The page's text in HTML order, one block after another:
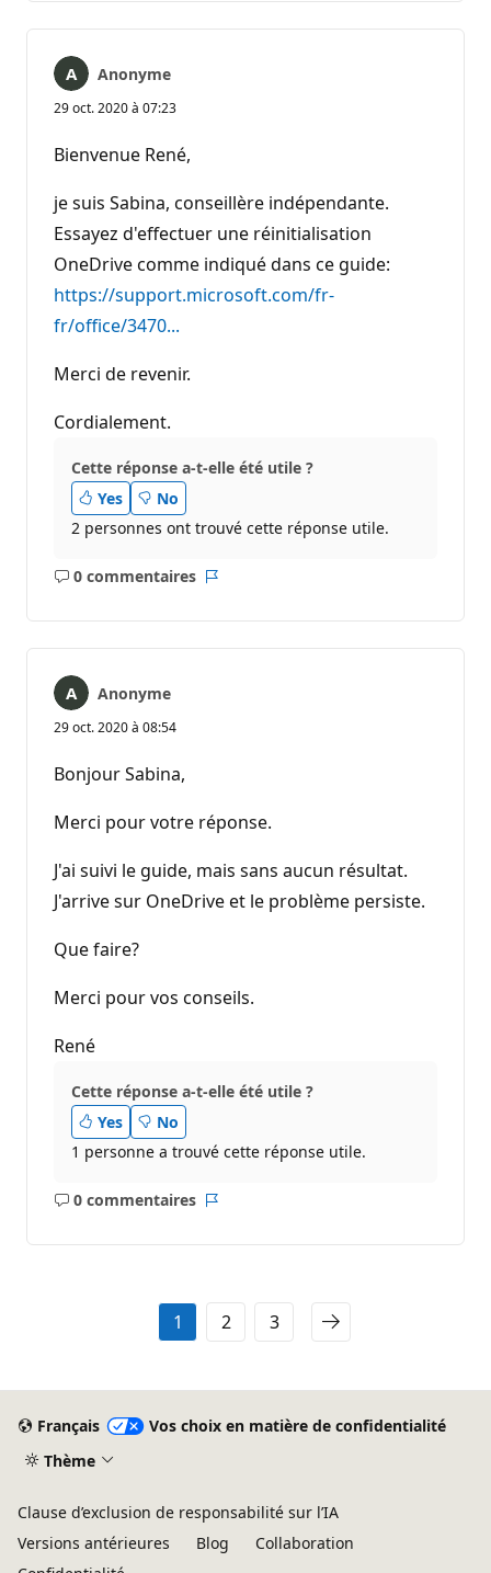
Anonyme
29 oct. 2020 à 07:23
Bienvenue René,
je suis Sabina, conseillère indépendante.
Essayez d'effectuer une réinitialisation
OneDrive comme indiqué dans ce guide:
https://support.microsoft.com/fr-
fr/office/3470...
Merci de revenir.
Cordialement.
Cette réponse a-t-elle été utile ?
Yes
No
2 personnes ont trouvé cette réponse utile.
0 commentaires
Aucun
Anonyme
29 oct. 2020 à 08:54
Bonjour Sabina,
Merci pour votre réponse.
J'ai suivi le guide, mais sans aucun résultat.
J'arrive sur OneDrive et le problème persiste.
Que faire?
Merci pour vos conseils.
René
Cette réponse a-t-elle été utile ?
Yes
No
1 personne a trouvé cette réponse utile.
0 commentaires
Aucun
1 2 3
Français
Vos choix en matière de confidentialité
Thème
Clause d’exclusion de responsabilité sur l’IA
Versions antérieures
Blog
Collaboration